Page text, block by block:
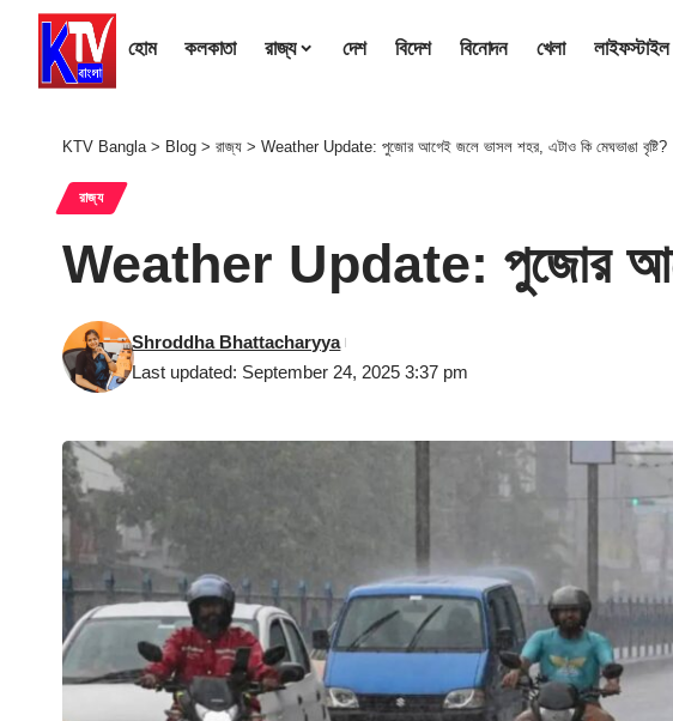
হোম কলকাতা রাজ্য দেশ বিদেশ বিনোদন খেলা লাইফস্টাইল
KTV Bangla> Blog > রাজ্য > Weather Update: পুজোর আগেই জলে ভাসল শহর, এটাও কি মেঘভাঙা বৃষ্টি?
রাজ্য
Weather Update: পুজোর আগেই
Last updated: September 24, 2025 3:37 pm
Shroddha Bhattacharyya